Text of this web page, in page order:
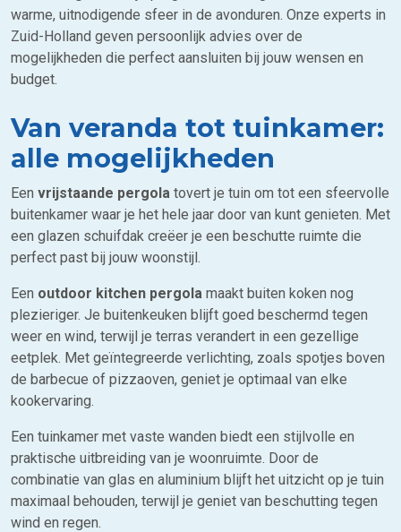
warme, uitnodigende sfeer in de avonduren. Onze experts in
Zuid-Holland geven persoonlijk advies over de
mogelijkheden die perfect aansluiten bij jouw wensen en
budget.
Van veranda tot tuinkamer:
alle mogelijkheden
Een vrijstaande pergola tovert je tuin om tot een sfeervolle
buitenkamer waar je het hele jaar door van kunt genieten. Met
een glazen schuifdak creëer je een beschutte ruimte die
perfect past bij jouw woonstijl.
Een outdoor kitchen pergola maakt buiten koken nog
plezieriger. Je buitenkeuken blijft goed beschermd tegen
weer en wind, terwijl je terras verandert in een gezellige
eetplek. Met geïntegreerde verlichting, zoals spotjes boven
de barbecue of pizzaoven, geniet je optimaal van elke
kookervaring.
Een tuinkamer met vaste wanden biedt een stijlvolle en
praktische uitbreiding van je woonruimte. Door de
combinatie van glas en aluminium blijft het uitzicht op je tuin
maximaal behouden, terwijl je geniet van beschutting tegen
wind en regen.